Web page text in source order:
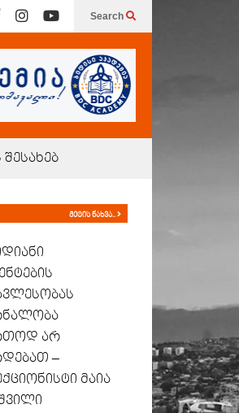
Search
შესახებ
მეტის ნახვა..
არ
–
მაია